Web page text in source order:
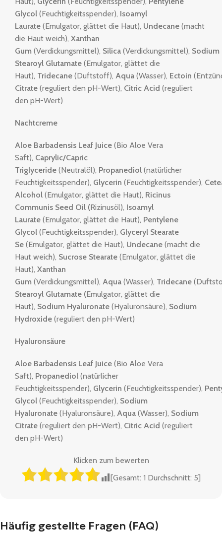
Glycol (Feuchtigkeitsspender), Isoamyl
Laurate (Emulgator, glättet die Haut), Undecane (macht
die Haut weich), Xanthan
Gum (Verdickungsmittel), Silica (Verdickungsmittel), Sodium
Stearoyl Glutamate (Emulgator, glättet die
Haut), Tridecane (Duftstoff), Aqua (Wasser), Ectoin
Citrate (reguliert den pH-Wert), Citric Acid (reguliert
den pH-Wert)
Nachtcreme
Aloe Barbadensis Leaf Juice (Bio Aloe Vera
Saft), Caprylic/Capric
Triglyceride (Neutralöl), Propanediol (natürlicher
Feuchtigkeitsspender), Glycerin (Feuchtigkeitsspender),
Alcohol (Emulgator, glättet die Haut), Ricinus
Communis Seed Oil (Rizinusöl), Isoamyl
Laurate (Emulgator, glättet die Haut), Pentylene
Glycol (Feuchtigkeitsspender), Glyceryl Stearate
Se (Emulgator, glättet die Haut), Undecane (macht die
Haut weich), Sucrose Stearate (Emulgator, glättet die
Haut), Xanthan
Gum (Verdickungsmittel), Aqua (Wasser), Tridecane
Stearoyl Glutamate (Emulgator, glättet die
Haut), Sodium Hyaluronate (Hyaluronsäure), Sodium
Hydroxide (reguliert den pH-Wert)
Hyaluronsäure
Aloe Barbadensis Leaf Juice (Bio Aloe Vera
Saft), Propanediol (natürlicher
Feuchtigkeitsspender), Glycerin (Feuchtigkeitsspender),
Glycol (Feuchtigkeitsspender), Sodium
Hyaluronate (Hyaluronsäure), Aqua (Wasser), Sodium
Citrate (reguliert den pH-Wert), Citric Acid (reguliert
den pH-Wert)
Klicken zum bewerten
[Gesamt: 1 Durchschnitt: 5]
Häufig gestellte Fragen (FAQ)